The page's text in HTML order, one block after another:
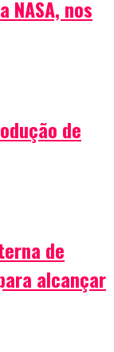
nos
de
de
alcançar